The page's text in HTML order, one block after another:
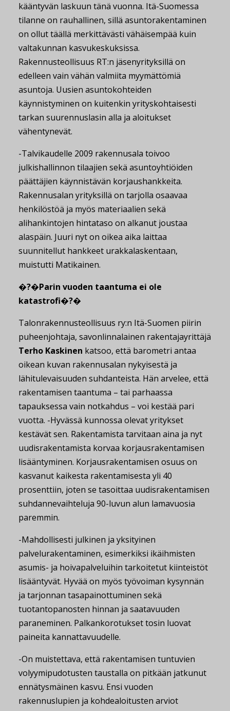
kääntyvän laskuun tänä vuonna. Itä-Suomessa
tilanne on rauhallinen, sillä asuntorakentaminen
on ollut täällä merkittävästi vähäisempää kuin
valtakunnan kasvukeskuksissa.
Rakennusteollisuus RT:n jäsenyrityksillä on
edelleen vain vähän valmiita myymättömiä
asuntoja. Uusien asuntokohteiden
käynnistyminen on kuitenkin yrityskohtaisesti
tarkan suurennuslasin alla ja aloitukset
vähentynevät.
-Talvikaudelle 2009 rakennusala toivoo
julkishallinnon tilaajien sekä asuntoyhtiöiden
päättäjien käynnistävän korjaushankkeita.
Rakennusalan yrityksillä on tarjolla osaavaa
henkilöstöä ja myös materiaalien sekä
alihankintojen hintataso on alkanut joustaa
alaspäin. Juuri nyt on oikea aika laittaa
suunnitellut hankkeet urakkalaskentaan,
muistutti Matikainen.
�?�Parin vuoden taantuma ei ole
katastrofi�?�
Talonrakennusteollisuus ry:n Itä-Suomen piirin
puheenjohtaja, savonlinnalainen rakentajayrittäjä
Terho Kaskinen katsoo, että barometri antaa
oikean kuvan rakennusalan nykyisestä ja
lähitulevaisuuden suhdanteista. Hän arvelee, että
rakentamisen taantuma – tai parhaassa
tapauksessa vain notkahdus – voi kestää pari
vuotta. -Hyvässä kunnossa olevat yritykset
kestävät sen. Rakentamista tarvitaan aina ja nyt
uudisrakentamista korvaa korjausrakentamisen
lisääntyminen. Korjausrakentamisen osuus on
kasvanut kaikesta rakentamisesta yli 40
prosenttiin, joten se tasoittaa uudisrakentamisen
suhdannevaihteluja 90-luvun alun lamavuosia
paremmin.
-Mahdollisesti julkinen ja yksityinen
palvelurakentaminen, esimerkiksi ikäihmisten
asumis- ja hoivapalveluihin tarkoitetut kiinteistöt
lisääntyvät. Hyvää on myös työvoiman kysynnän
ja tarjonnan tasapainottuminen sekä
tuotantopanosten hinnan ja saatavuuden
paraneminen. Palkankorotukset tosin luovat
paineita kannattavuudelle.
-On muistettava, että rakentamisen tuntuvien
volyymipudotusten taustalla on pitkään jatkunut
ennätysmäinen kasvu. Ensi vuoden
rakennuslupien ja kohdealoitusten arviot